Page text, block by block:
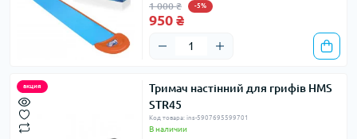
1 000 ₴ -5%
950 ₴
акция
Тримач настінний для грифів HMS
STR45
Код товара: ins-5907695599701
В наличии